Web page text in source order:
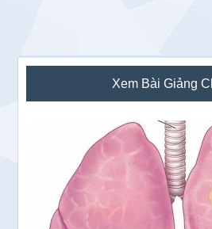
Sidebar
chính
Xem Bài Giảng